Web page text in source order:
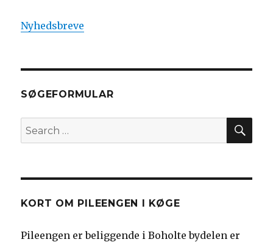
Nyhedsbreve
SØGEFORMULAR
Search
for:
KORT OM PILEENGEN I KØGE
Pileengen er beliggende i Boholte bydelen er